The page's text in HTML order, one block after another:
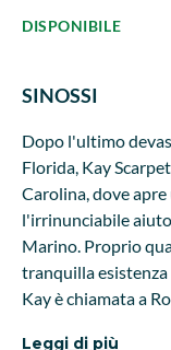
DISPONIBILE
SINOSSI
Dopo l'ultimo
Florida, Kay
Carolina, dove
l'irrinunciabile
Marino. Proprio
tranquilla
Kay è chiamata a
Leggi di più